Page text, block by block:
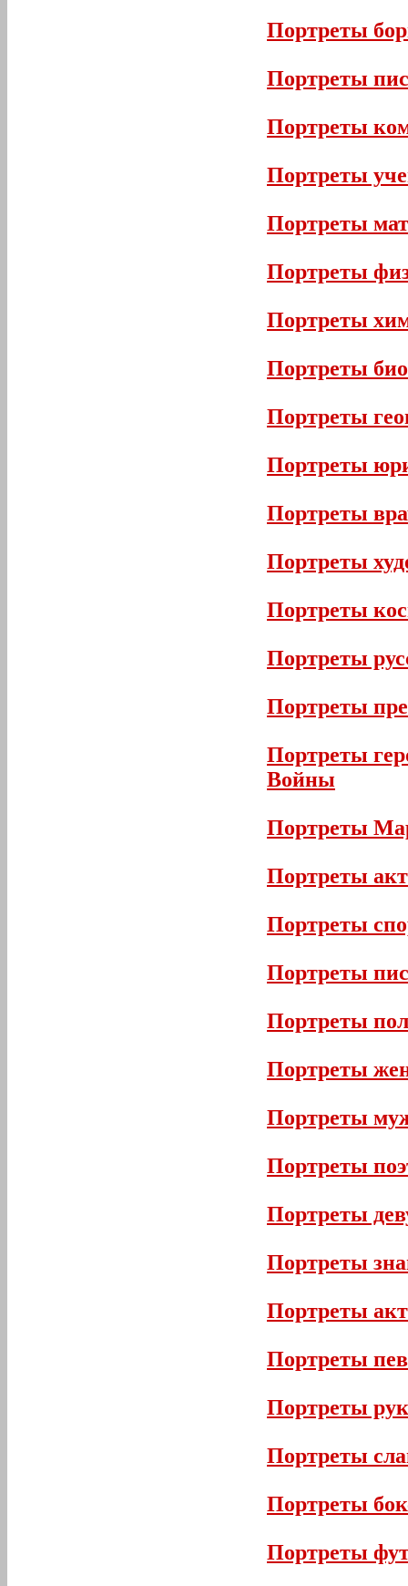
Портреты
Портреты
Портреты
Портреты
Портреты
Портреты
Портреты
Портреты
Портреты
Портреты
Портреты
Портреты
Портреты
Портреты
Портреты
Портреты
Войны
Портреты
Портреты
Портреты
Портреты
Портреты
Портреты
Портреты
Портреты
Портреты
Портреты
Портреты
Портреты
Портреты
Портреты
Портреты
Портреты